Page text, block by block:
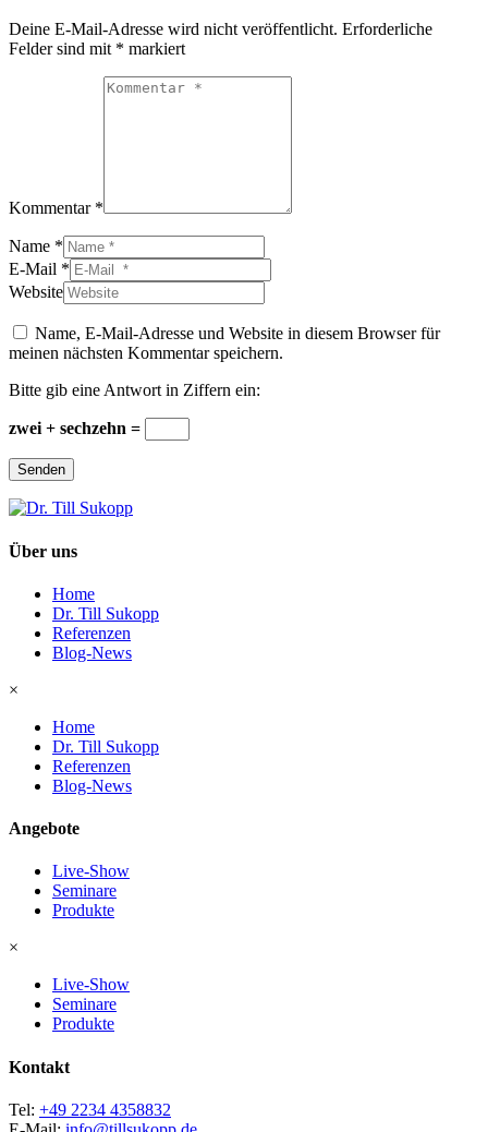
Deine E-Mail-Adresse wird nicht veröffentlicht. Erforderliche
Felder sind mit * markiert
Kommentar *
Name *
E-Mail *
Website
Name, E-Mail-Adresse und Website in diesem Browser für
meinen nächsten Kommentar speichern.
Bitte gib eine Antwort in Ziffern ein:
zwei + sechzehn =
Senden
Über uns
Home
Dr. Till Sukopp
Referenzen
Blog-News
×
Home
Dr. Till Sukopp
Referenzen
Blog-News
Angebote
Live-Show
Seminare
Produkte
×
Live-Show
Seminare
Produkte
Kontakt
Tel: +49 2234 4358832